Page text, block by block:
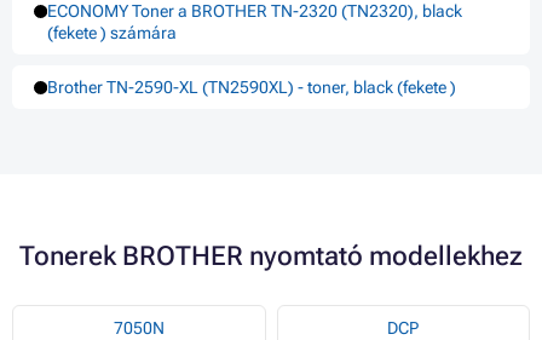
ECONOMY Toner a BROTHER TN-2320 (TN2320), black
(fekete ) számára
Brother TN-2590-XL (TN2590XL) - toner, black (fekete )
Tonerek BROTHER nyomtató modellekhez
7050N DCP